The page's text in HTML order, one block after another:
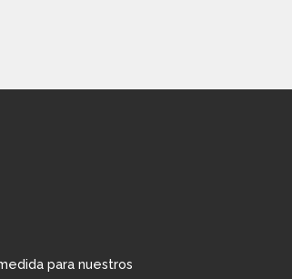
para nuestros